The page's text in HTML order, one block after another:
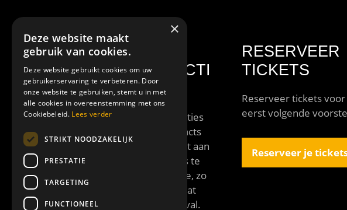
VAN DER LEI
SHOWPRODUCTI
ES
Van der Lei Showproducties
verzorgt professionele acts
met een grote diversiteit aan
disciplines. Elke act is los te
boeken of als combinatie, zo
is er altijd een act op maat
voor jouw event of festival.
RESERVEER
TICKETS
Reserveer tickets voor
eerst volgende
Reserveer je
×
Deze website maakt
gebruik van cookies.
Deze website gebruikt cookies om uw
gebruikerservaring te verbeteren. Door
onze website te gebruiken, stemt u in met
alle cookies in overeenstemming met ons
Cookiebeleid. Lees verder
STRIKT NOODZAKELIJK
PRESTATIE
TARGETING
FUNCTIONEEL